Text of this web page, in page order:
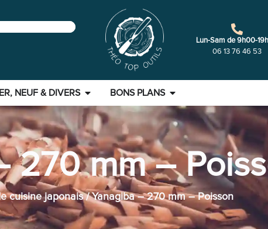
Lun-Sam de 9h00-
06 13 76 46 53
NEUF & DIVERS BONS PLANS
270 mm –
cuisine japonais/ Yanagiba – 270 mm – Poisson